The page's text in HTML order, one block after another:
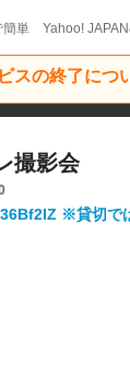
簡単 Yahoo! JAPAN
スの終了につ
撮影会
※貸切で